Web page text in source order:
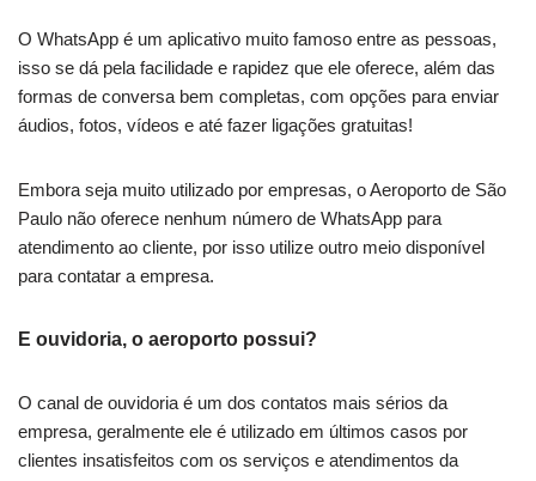
O WhatsApp é um aplicativo muito famoso entre as pessoas,
isso se dá pela facilidade e rapidez que ele oferece, além das
formas de conversa bem completas, com opções para enviar
áudios, fotos, vídeos e até fazer ligações gratuitas!
Embora seja muito utilizado por empresas, o Aeroporto de São
Paulo não oferece nenhum número de WhatsApp para
atendimento ao cliente, por isso utilize outro meio disponível
para contatar a empresa.
E ouvidoria, o aeroporto possui?
O canal de ouvidoria é um dos contatos mais sérios da
empresa, geralmente ele é utilizado em últimos casos por
clientes insatisfeitos com os serviços e atendimentos da